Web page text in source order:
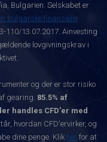
Bulgarien. Selskabet er
bulgarske finansielle
110/13.07.2017. Ainvesting
lovgivningskrav i
og der er stor risiko
gearing. 85.5% af
handles CFD'er med
hvordan CFD'ervirker, og
dine penge. Klik her for at